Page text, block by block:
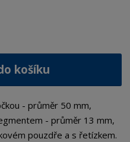
košíku
- průměr 50 mm,
- průměr 13 mm,
pouzdře a s řetízkem.